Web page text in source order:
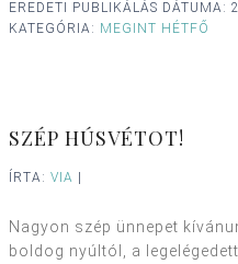
EREDETI PUBLIKÁLÁS DÁTUMA:
KATEGÓRIA: MEGINT HÉTFŐ
SZÉP HÚSVÉTOT!
ÍRTA: VIA
Nagyon szép ünnepet
boldog nyúltól, a